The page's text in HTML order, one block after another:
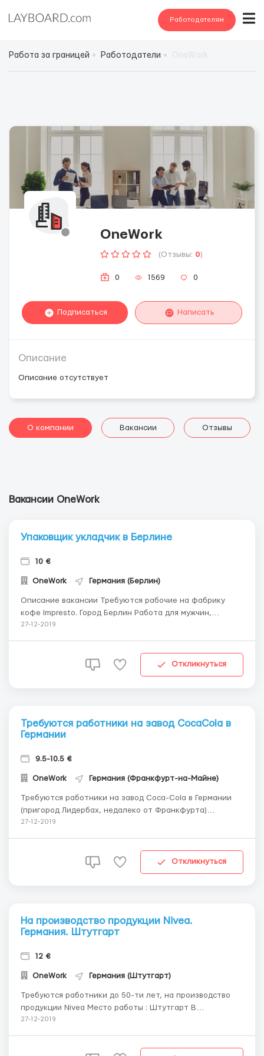
Работодателям
Работа за границей Работодатели
OneWork
(Отзывы: 0)
0 1569 0
Подписаться Написать
Описание
Описание отсутствует
О компании Вакансии Отзывы
Вакансии OneWork
Упаковщик укладчик в Берлине
10 €
OneWork Германия (Берлин)
Описание вакансии Требуются рабочие на фабрику
кофе Impresto. Город Берлин Работа для мужчин,
женщин, семейных пар Возраст: от 19 до 55 лет.
стикеровка продукции. Режим работы: Дневая смена, 8-
27-12-2019
Откликнуться
Требуются работники на завод CocaCola в
Германии
9.5-10.5 €
OneWork Германия (Франкфурт-на-Майне)
Требуются работники на завод Coca-Cola в Германии
(пригород Лидербах, недалеко от Франкфурта)
Обязанности: Упаковка, сортировка, контроль брака
станке(упаковывать бутылки в паки) вес пака 4 кг
27-12-2019
Откликнуться
На производство продукции Nivea.
Германия. Штутгарт
12 €
OneWork Германия (Штутгарт)
Требуются работники до 50-ти лет, на производство
продукции Nivea Место работы : Штутгарт В
обязанности работника входит : контроль качества
27-12-2019